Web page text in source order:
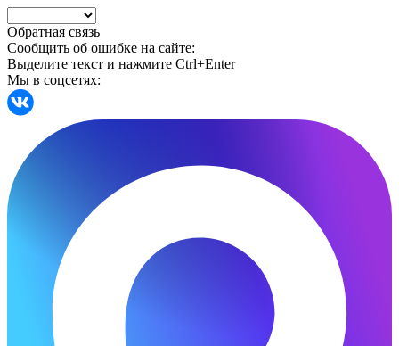
Обратная связь
Сообщить об ошибке на сайте:
Выделите текст и нажмите Ctrl+Enter
Мы в соцсетях: